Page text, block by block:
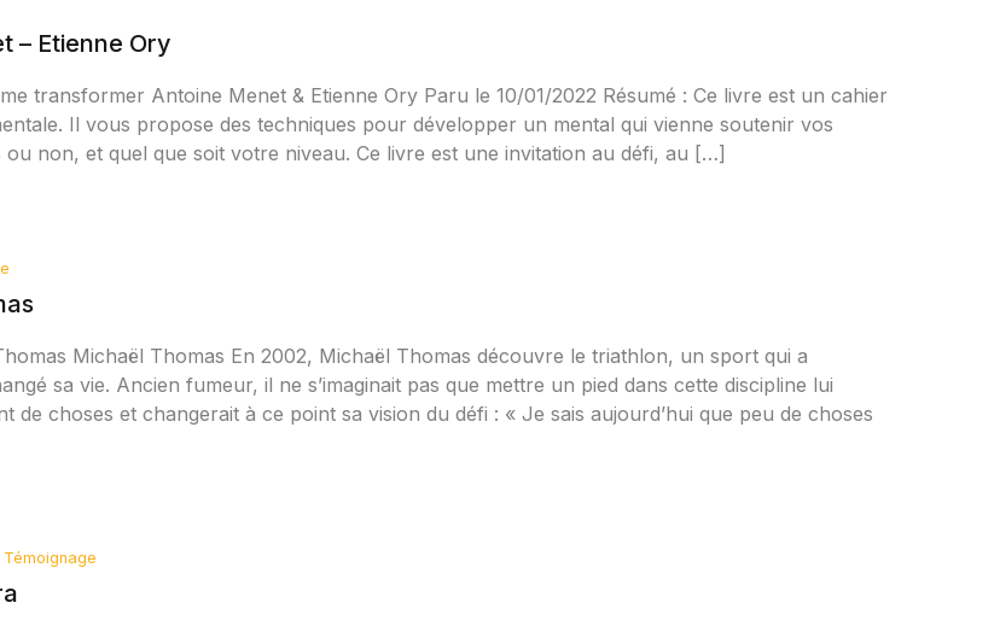
– Etienne Ory
transformer Antoine Menet & Etienne Ory Paru le 10/01/2022 Résumé : Ce livre est un cahier
Il vous propose des techniques pour développer un mental qui vienne soutenir vos
non, et quel que soit votre niveau. Ce livre est une invitation au défi, au […]
Michaël Thomas En 2002, Michaël Thomas découvre le triathlon, un sport qui a
sa vie. Ancien fumeur, il ne s’imaginait pas que mettre un pied dans cette discipline lui
de choses et changerait à ce point sa vision du défi : « Je sais aujourd’hui que peu de choses
Témoignage